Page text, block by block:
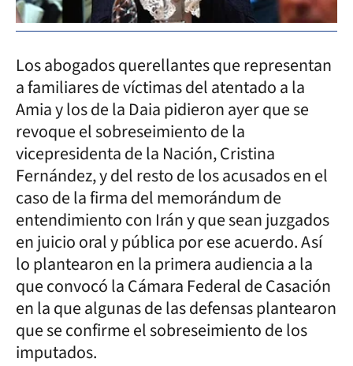
Los abogados querellantes que representan
a familiares de víctimas del atentado a la
Amia y los de la Daia pidieron ayer que se
revoque el sobreseimiento de la
vicepresidenta de la Nación, Cristina
Fernández, y del resto de los acusados en el
caso de la firma del memorándum de
entendimiento con Irán y que sean juzgados
en juicio oral y pública por ese acuerdo. Así
lo plantearon en la primera audiencia a la
que convocó la Cámara Federal de Casación
en la que algunas de las defensas plantearon
que se confirme el sobreseimiento de los
imputados.